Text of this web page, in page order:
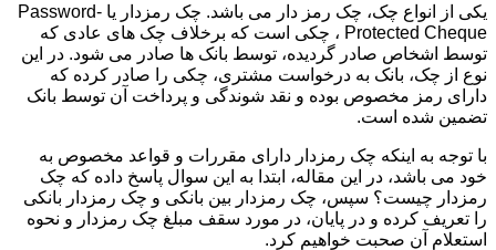
یکی از انواع چک، چک رمز دار می باشد. چک رمزدار یا Password-
Protected Cheque ، چکی است که برخلاف چک های عادی که
توسط اشخاص صادر گردیده، توسط بانک ها صادر می شود. در این
نوع از چک، بانک به درخواست مشتری، چکی را صادر کرده که
دارای رمز مخصوص بوده و نقد شوندگی و پرداخت آن توسط بانک
تضمین شده است.
با توجه به اینکه چک رمزدار دارای مقررات و قواعد مخصوص به
خود می باشد، در این مقاله، ابتدا به این سوال پاسخ داده که چک
رمزدار چیست؟ سپس، چک رمزدار بین بانکی و چک رمزدار بانکی
را تعریف کرده و در پایان، در مورد سقف مبلغ چک رمزدار و نحوه
استعلام آن صحبت خواهیم کرد.